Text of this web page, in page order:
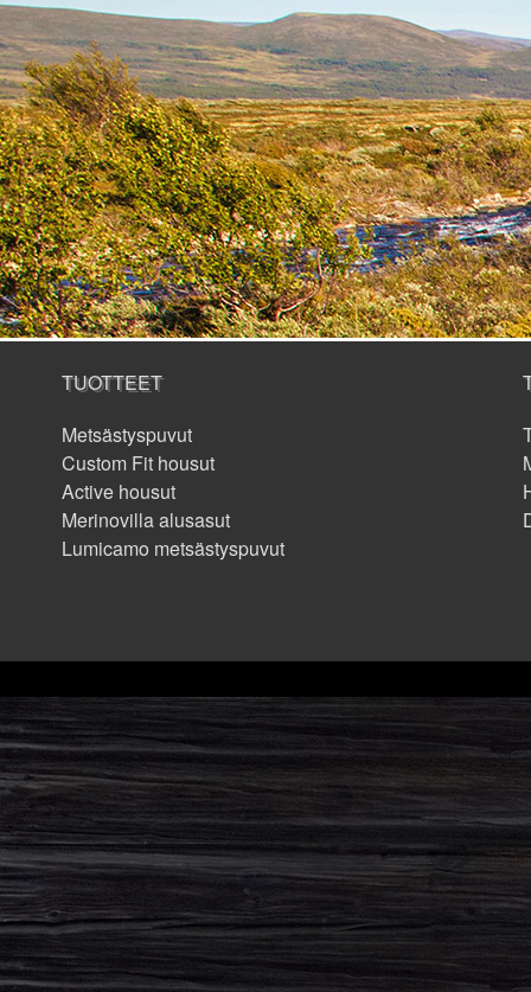
TUOTTEET
Metsästyspuvut
Custom Fit housut
Active housut
Merinovilla alusasut
Lumicamo metsästyspuvut